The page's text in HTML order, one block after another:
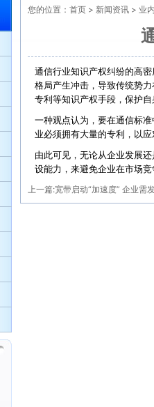
您的位置： 首页 > 新闻资讯 > 业
通信行业知识产权纠纷的高
格局产生冲击，导致传统势
专利等知识产权手段，保护自
一种观点认为，要在通信标
业必须拥有大量的专利，以应
由此可见，无论从企业发展
设能力，来避免企业在市场竞
上一篇:宽带启动“加速度” 企业需